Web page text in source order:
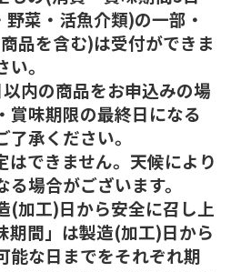
菜・活魚介類)の一部・
品を含む)は受付ができま
。
内の商品をお申込みの場
賞味期限の最終日になる
承ください。
できません。天候により
場合がございます。
(加工)日から安全に召し上
期間」は製造(加工)日から
能な日までをそれぞれ期